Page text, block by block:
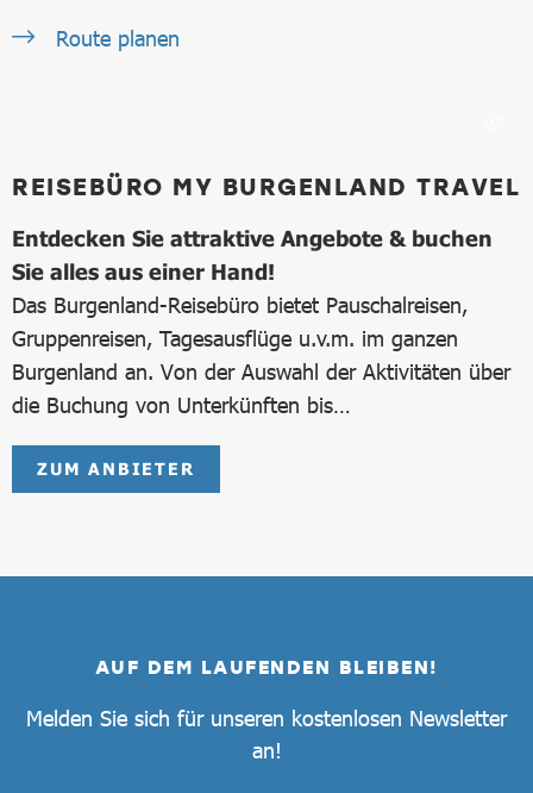
Route planen
REISEBÜRO MY BURGENLAND TRAVEL
Entdecken Sie attraktive Angebote & buchen
Sie alles aus einer Hand!
Das Burgenland-Reisebüro bietet Pauschalreisen,
Gruppenreisen, Tagesausflüge u.v.m. im ganzen
Burgenland an. Von der Auswahl der Aktivitäten über
die Buchung von Unterkünften bis…
ZUM ANBIETER
AUF DEM LAUFENDEN BLEIBEN!
Melden Sie sich für unseren kostenlosen Newsletter
an!